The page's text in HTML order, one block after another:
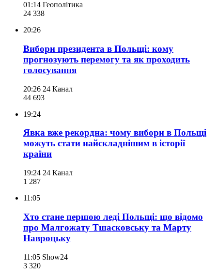
01:14 Геополітика
24 338
20:26
Вибори президента в Польщі: кому
прогнозують перемогу та як проходить
голосування
20:26 24 Канал
44 693
19:24
Явка вже рекордна: чому вибори в Польщі
можуть стати найскладнішим в історії
країни
19:24 24 Канал
1 287
11:05
Хто стане першою леді Польщі: що відомо
про Малгожату Тшасковську та Марту
Навроцьку
11:05 Show24
3 320